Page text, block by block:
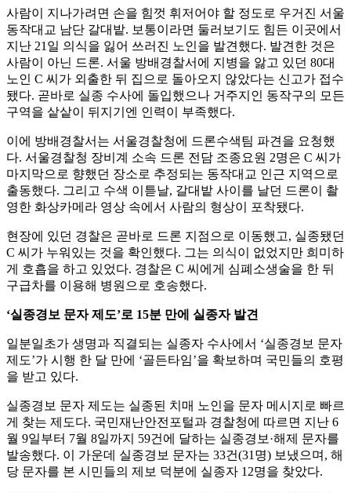
사람이 지나가려면 손을 힘껏 휘저어야 할 정도로 우거진 서울
동작대교 남단 갈대밭. 보통이라면 둘러보기도 힘든 이곳에서
지난 21일 의식을 잃어 쓰러진 노인을 발견했다. 발견한 것은
사람이 아닌 드론. 서울 방배경찰서에 지병을 앓고 있던 80대
노인 C 씨가 외출한 뒤 집으로 돌아오지 않았다는 신고가 접수
됐다. 곧바로 실종 수사에 돌입했으나 거주지인 동작구의 모든
구역을 샅샅이 뒤지기엔 인력이 부족했다.
이에 방배경찰서는 서울경찰청에 드론수색팀 파견을 요청했
다. 서울경찰청 장비계 소속 드론 전담 조종요원 2명은 C 씨가
마지막으로 향했던 장소로 추정되는 동작대교 인근 지역으로
출동했다. 그리고 수색 이튿날, 갈대밭 사이를 날던 드론이 촬
영한 화상카메라 영상 속에서 사람의 형상이 포착됐다.
현장에 있던 경찰은 곧바로 드론 지점으로 이동했고, 실종됐던
C 씨가 누워있는 것을 확인했다. 그는 의식이 없었지만 희미하
게 호흡을 하고 있었다. 경찰은 C 씨에게 심폐소생술을 한 뒤
구급차를 이용해 병원으로 호송했다.
‘실종경보 문자 제도’로 15분 만에 실종자 발견
일분일초가 생명과 직결되는 실종자 수사에서 ‘실종경보 문자
제도’가 시행 한 달 만에 ‘골든타임’을 확보하며 국민들의 호평
을 받고 있다.
실종경보 문자 제도는 실종된 치매 노인을 문자 메시지로 빠르
게 찾는 제도다. 국민재난안전포털과 경찰청에 따르면 지난 6
월 9일부터 7월 8일까지 59건에 달하는 실종경보·해제 문자를
발송했다. 이 가운데 실종경보 문자는 33건(31명) 보냈으며, 해
당 문자를 본 시민들의 제보 덕분에 실종자 12명을 찾았다.